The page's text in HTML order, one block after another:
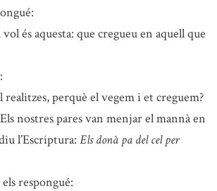
és aquesta: que cregueu en aquell que
perquè el vegem i et creguem?
Els nostres pares van menjar el mannà en
l’Escriptura: Els donà pa del cel per
respongué: